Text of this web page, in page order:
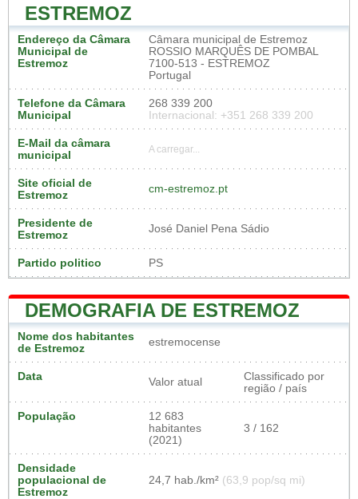
ESTREMOZ
Endereço da Câmara
Municipal de
Estremoz
Câmara municipal de Estremoz
ROSSIO MARQUÊS DE POMBAL
7100-513 - ESTREMOZ
Portugal
Telefone da Câmara
Municipal
268 339 200
Internacional: +351 268 339 200
E-Mail da câmara
municipal
A carregar...
Site oficial de
Estremoz
cm-estremoz.pt
Presidente de
Estremoz
José Daniel Pena Sádio
Partido politico PS
DEMOGRAFIA DE ESTREMOZ
Nome dos habitantes
de Estremoz
estremocense
Data Valor atual
Classificado por
região / país
População
12 683
habitantes
(2021)
3 / 162
Densidade
populacional de
Estremoz
24,7 hab./km² (63,9 pop/sq mi)